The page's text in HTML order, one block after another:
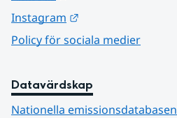
Instagram
Policy för sociala medier
Datavärdskap
Nationella emissionsdatabasen